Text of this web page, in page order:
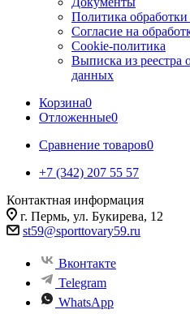
Политика
Согласие на
Cookie-политика
Выписка из реестра
данных
Корзина0
Отложенные0
Сравнение товаров0
+7 (342) 207 55 57
Контактная информация
г. Пермь, ул. Букирева, 12
st59@sporttovary59.ru
Вконтакте
Telegram
WhatsApp